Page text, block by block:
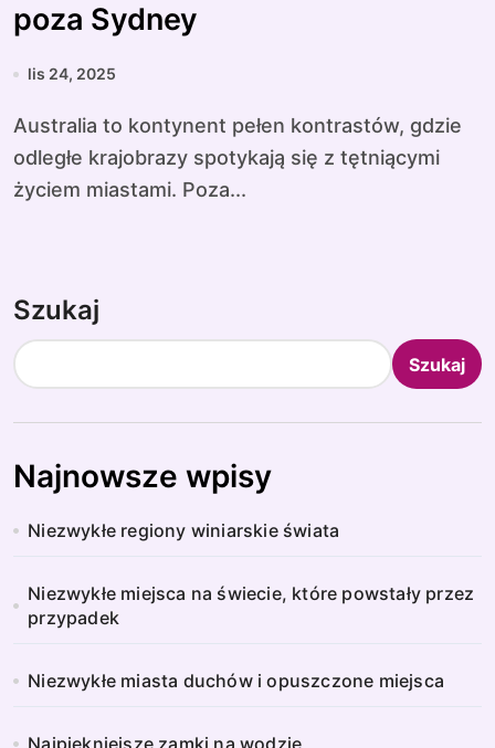
poza Sydney
lis 24, 2025
Australia to kontynent pełen kontrastów, gdzie
odległe krajobrazy spotykają się z tętniącymi
życiem miastami. Poza...
Szukaj
Szukaj
Najnowsze wpisy
Niezwykłe regiony winiarskie świata
Niezwykłe miejsca na świecie, które powstały przez
przypadek
Niezwykłe miasta duchów i opuszczone miejsca
Najpiękniejsze zamki na wodzie